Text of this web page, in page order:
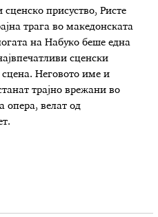
сценско присуство, Ристе
трага во македонската
на Набуко беше една
сценски
Неговото име и
трајно врежани во
опера, велат од